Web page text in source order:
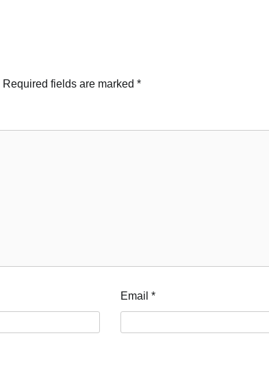
Required fields are marked *
Email *